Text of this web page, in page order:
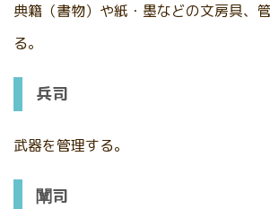
典籍（書物）や紙・墨などの文房具、
る。
兵司
武器を管理する。
闡司